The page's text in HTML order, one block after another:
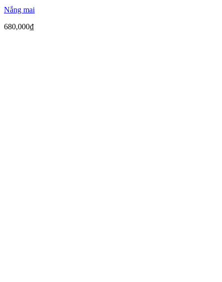
Nắng mai
680,000₫